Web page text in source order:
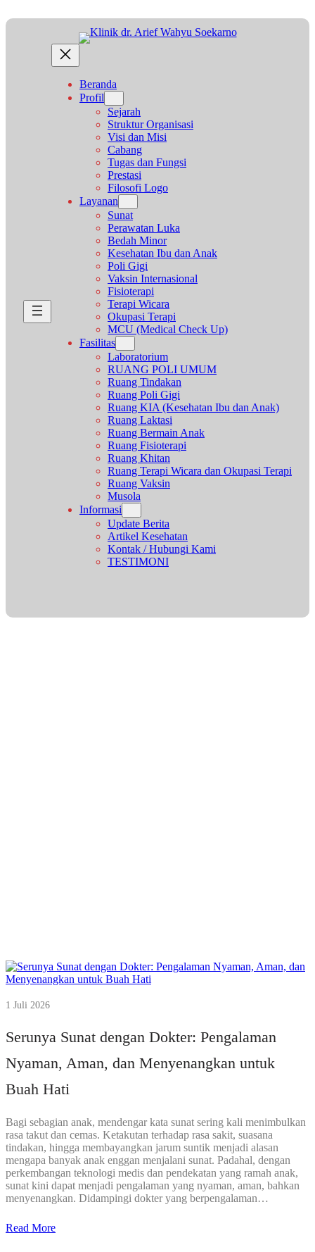
ke
Beranda
Profil
Sejarah
Struktur Organisasi
Visi dan Misi
Cabang
Tugas dan Fungsi
Prestasi
Filosofi Logo
Layanan
Sunat
Perawatan Luka
Bedah Minor
Kesehatan Ibu dan Anak
Poli Gigi
Vaksin Internasional
Fisioterapi
Terapi Wicara
Okupasi Terapi
MCU (Medical Check Up)
Fasilitas
Laboratorium
RUANG POLI UMUM
Ruang Tindakan
Ruang Poli Gigi
Ruang KIA (Kesehatan Ibu dan Anak)
Ruang Laktasi
Ruang Bermain Anak
Ruang Fisioterapi
Ruang Khitan
Ruang Terapi Wicara dan Okupasi Terapi
Ruang Vaksin
Musola
Informasi
Update Berita
Artikel Kesehatan
Kontak / Hubungi Kami
TESTIMONI
1 Juli 2026
Serunya Sunat dengan Dokter: Pengalaman
Nyaman, Aman, dan Menyenangkan untuk
Buah Hati
Bagi sebagian anak, mendengar kata sunat sering kali menimbulkan
rasa takut dan cemas. Ketakutan terhadap rasa sakit, suasana
tindakan, hingga membayangkan jarum suntik menjadi alasan
mengapa banyak anak enggan menjalani sunat. Padahal, dengan
perkembangan teknologi medis dan pendekatan yang ramah anak,
sunat kini dapat menjadi pengalaman yang nyaman, aman, bahkan
menyenangkan. Didampingi dokter yang berpengalaman…
Read More